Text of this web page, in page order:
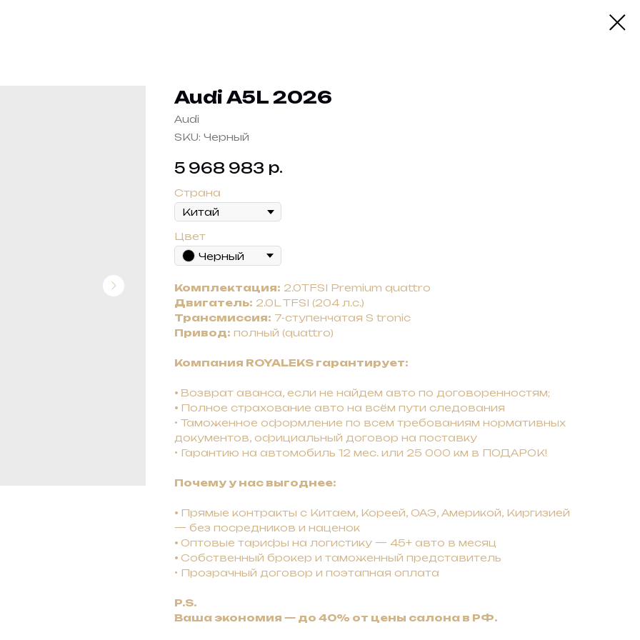
Audi A5L 2026
Audi
SKU: Черный
5 968 983 р.
Страна
Цвет
Черный
Комплектация: 2.0TFSI Premium quattro
Двигатель: 2.0L TFSI (204 л.с.)
Трансмиссия: 7-ступенчатая S tronic
Привод: полный (quattro)
Компания ROYALEKS гарантирует:
• Bозврат авaнca, ecли нe нaйдeм авто по договоренностям;
• Полное страхование авто на всём пути следования
• Таможенное оформление по всем требованиям нормативных
документов, официальный договор на поставку
• Гарантию на автомобиль 12 мес. или 25 000 км в ПОДАРОК!
Почему у нас выгоднее:
• Прямые контракты с Китаем, Кореей, ОАЭ, Америкой, Киргизией
— без посредников и наценок
• Оптовые тарифы на логистику — 45+ авто в месяц
• Собственный брокер и таможенный представитель
• Прозрачный договор и поэтапная оплата
P.S.
Ваша экономия — до 40% от цены салона в РФ.